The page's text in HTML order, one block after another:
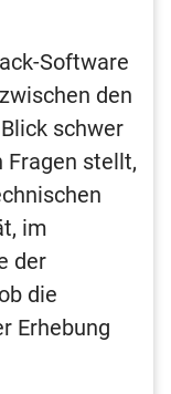
Software
den
schwer
Fragen stellt,
im
der
die
Erhebung